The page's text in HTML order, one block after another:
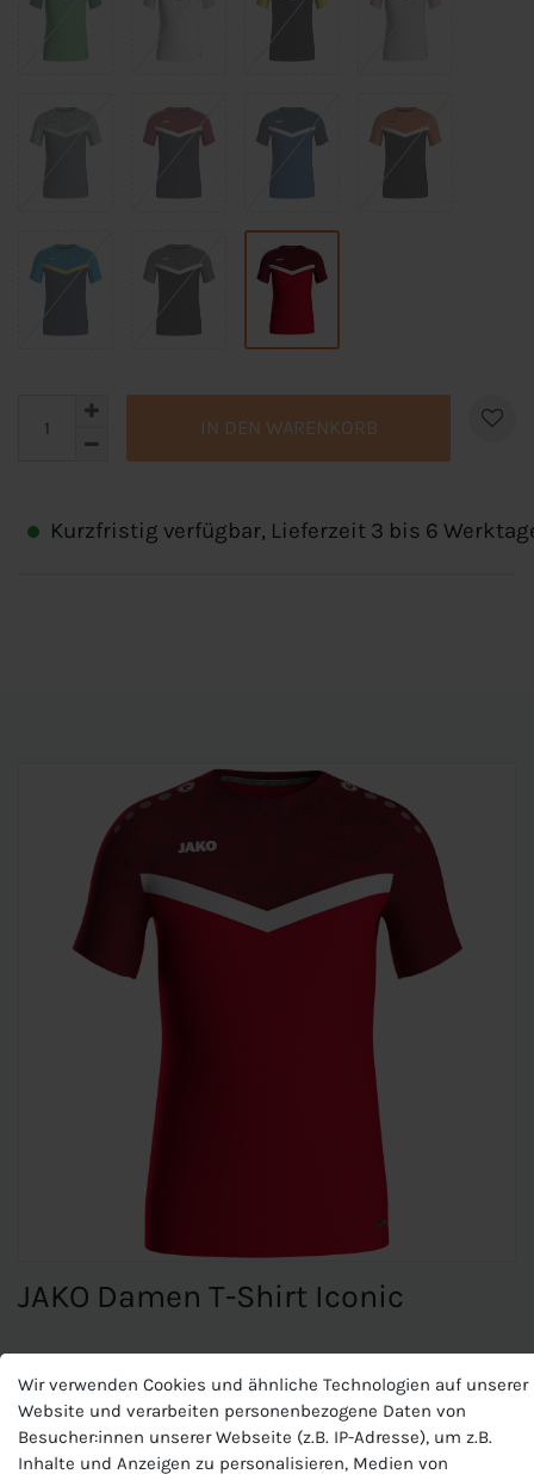
IN DEN WARENKORB
Kurzfristig verfügbar, Lieferzeit 3 bis 6
JAKO Damen T-Shirt Iconic
JAKO Damen T-Shirt Iconic
Jacquard-Einsatz
Rundhalskragen
Wir verwenden Cookies und ähnliche Technologien auf unserer
Website und verarbeiten personenbezogene Daten von
Besucher:innen unserer Webseite (z.B. IP-Adresse), um z.B.
Inhalte und Anzeigen zu personalisieren, Medien von